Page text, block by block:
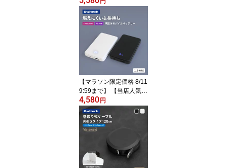
位】 【人気商品】 準固
体電池採用 モバイルバッ
テリー 10000mAh 最大
PD30W USB Type-C入出
力 ブラック ホワイト ワ
イヤレス充電 スマホリン
グ付き 残量 %表示 1.5年
保証 送料無料 【Web限
定モデル】
【マラソン限定価格 8/11
9:59まで】 【当店人気N
o.2商品】 準固体電池採
用 モバイルバッテリー 1
0000mAh 最大 PD30W
対応 USB Type-C入出力
安心 安全 ブラック ホワ
イト バッテリー残量 %
デジタル表示 1.5年保証
4,580円